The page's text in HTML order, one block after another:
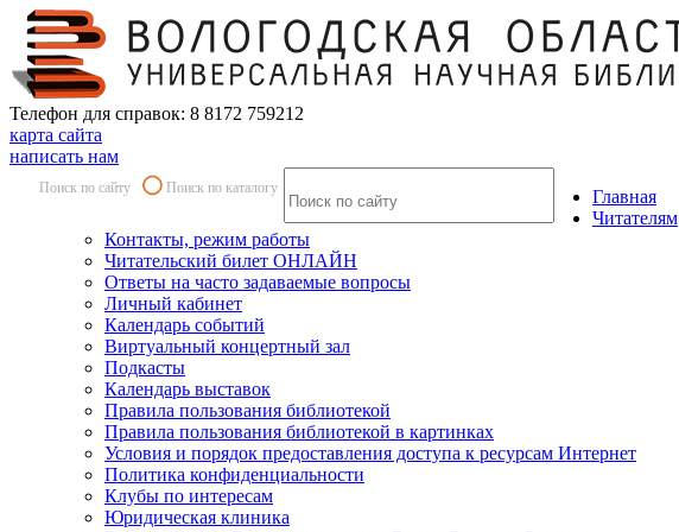
Телефон для справок: 8 8172 759212
карта сайта
написать нам
Поиск по сайту Поиск по каталогу
Главная
Читателям
Контакты, режим работы
Читательский билет ОНЛАЙН
Ответы на часто задаваемые вопросы
Личный кабинет
Календарь событий
Виртуальный концертный зал
Подкасты
Календарь выставок
Правила пользования библиотекой
Правила пользования библиотекой в картинках
Условия и порядок предоставления доступа к ресурсам Интернет
Политика конфиденциальности
Клубы по интересам
Юридическая клиника